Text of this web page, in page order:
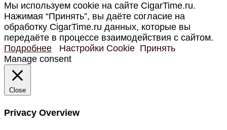
Мы используем cookie на сайте CigarTime.ru.
Нажимая “Принять”, вы даёте согласие на
обработку CigarTime.ru данных, которые вы
передаёте в процессе взаимодействия с сайтом.
Подробнее
Настройки Cookie Принять
Manage consent
Close
Privacy Overview